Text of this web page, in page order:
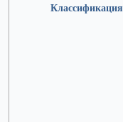
Классификация